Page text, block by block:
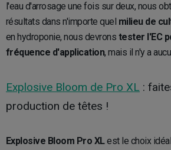
l'eau d'arrosage une fois sur deux, nous
résultats dans n'importe quel milieu de
en hydroponie, nous devrons tester l'EC
fréquence d'application, mais il n'y a
Explosive Bloom de Pro XL :
production de têtes !
Explosive Bloom Pro XLest le choix